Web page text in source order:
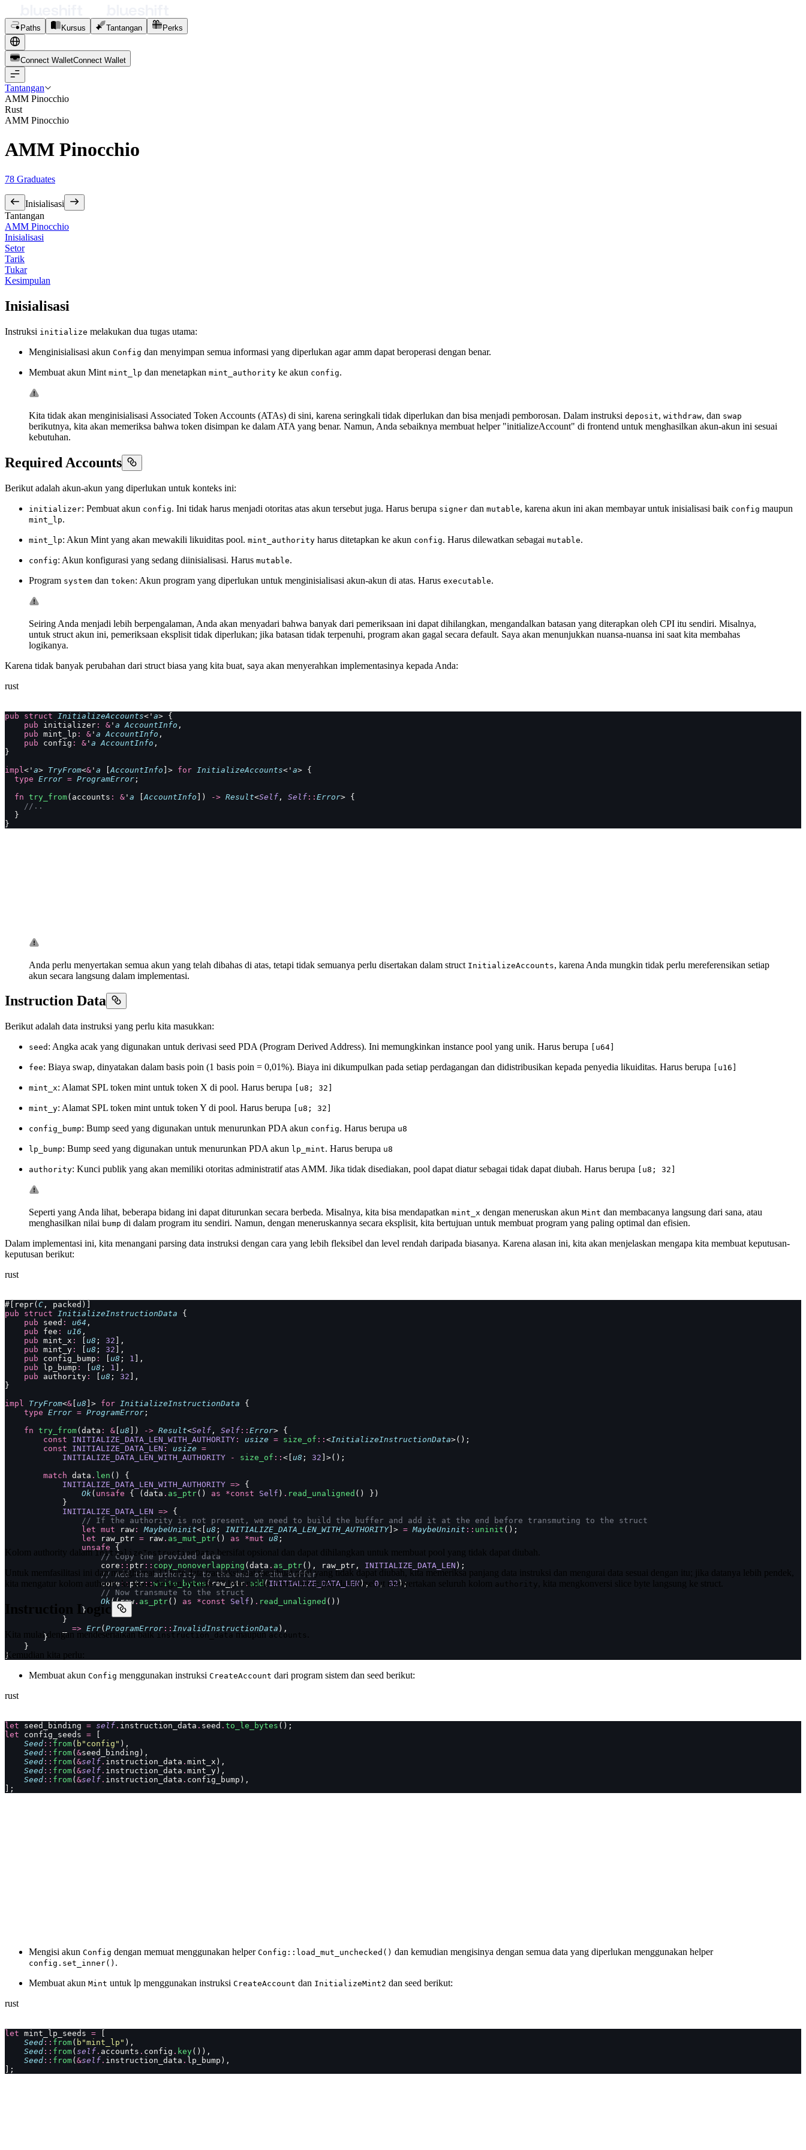
Paths Kursus Tantangan Perks
Connect WalletConnect Wal et
Tantangan
AMM Pinocchio
Rust
AMM Pinocchio
AMM Pinocchio
78 Graduates
Inisialisasi
Tantangan
AMM Pinocchio
Inisialisasi
Setor
Tarik
Tukar
Kesimpulan
Inisialisasi
Instruksi initialize melakukan dua tugas utama:
Menginisialisasi akun Config dan menyimpan semua informasi yang diperlukan agar amm dapat beroperasi dengan benar.
Membuat akun Mint mint_lp dan menetapkan mint_authority ke akun config.
Kita tidak akan menginisialisasi Associated Token Accounts (ATAs) di sini, karena seringkali tidak diperlukan dan bisa menjadi pemborosan. Dalam instruksi deposit, withdraw, dan swap
berikutnya, kita akan memeriksa bahwa token disimpan ke dalam ATA yang benar. Namun, Anda sebaiknya membuat helper "initializeAccount" di frontend untuk menghasilkan akun-akun ini sesuai
kebutuhan.
Required Accounts
Berikut adalah akun-akun yang diperlukan untuk konteks ini:
initializer: Pembuat akun config. Ini tidak harus menjadi otoritas atas akun tersebut juga. Harus berupa signer dan mutable, karena akun ini akan membayar untuk inisialisasi baik config maupun
mint_lp.
mint_lp: Akun Mint yang akan mewakili likuiditas pool. mint_authority harus ditetapkan ke akun config. Harus dilewatkan sebagai mutable.
config: Akun konfigurasi yang sedang diinisialisasi. Harus mutable.
Program system dan token: Akun program yang diperlukan untuk menginisialisasi akun-akun di atas. Harus executable.
Seiring Anda menjadi lebih berpengalaman, Anda akan menyadari bahwa banyak dari pemeriksaan ini dapat dihilangkan, mengandalkan batasan yang diterapkan oleh CPI itu sendiri. Misalnya,
untuk struct akun ini, pemeriksaan eksplisit tidak diperlukan; jika batasan tidak terpenuhi, program akan gagal secara default. Saya akan menunjukkan nuansa-nuansa ini saat kita membahas
logikanya.
Karena tidak banyak perubahan dari struct biasa yang kita buat, saya akan menyerahkan implementasinya kepada Anda:
rust
pub struct InitializeAccounts<' a> {
    pub
initializer : & ' a AccountInfo ,
    pub
mint_lp : & ' a AccountInfo ,
    pub
config : & ' a AccountInfo ,
}
impl <' a> TryFrom<& ' a [AccountInfo ]> for InitializeAccounts<' a> {
  type
Error = ProgramError ;
  fn
try_from(accounts : & ' a [AccountInfo ]) -> Result<Self , Self :: Error> {
    //..
  }
}
Anda perlu menyertakan semua akun yang telah dibahas di atas, tetapi tidak semuanya perlu disertakan dalam struct InitializeAccounts, karena Anda mungkin tidak perlu mereferensikan setiap
akun secara langsung dalam implementasi.
Instruction Data
Berikut adalah data instruksi yang perlu kita masukkan:
seed : Angka acak yang digunakan untuk derivasi seed PDA (Program Derived Address). Ini memungkinkan instance pool yang unik. Harus berupa [u64]
fee: Biaya swap, dinyatakan dalam basis poin (1 basis poin = 0,01%). Biaya ini dikumpulkan pada setiap perdagangan dan didistribusikan kepada penyedia likuiditas. Harus berupa [u16]
mint_x: Alamat SPL token mint untuk token X di pool. Harus berupa [u8; 32]
mint_y: Alamat SPL token mint untuk token Y di pool. Harus berupa [u8; 32]
config_bump: Bump seed yang digunakan untuk menurunkan PDA akun config. Harus berupa u8
lp_bump: Bump seed yang digunakan untuk menurunkan PDA akun lp_mint. Harus berupa u8
authority: Kunci publik yang akan memiliki otoritas administratif atas AMM. Jika tidak disediakan, pool dapat diatur sebagai tidak dapat diubah. Harus berupa [u8; 32]
Seperti yang Anda lihat, beberapa bidang ini dapat diturunkan secara berbeda. Misalnya, kita bisa mendapatkan mint_x dengan meneruskan akun Mint dan membacanya langsung dari sana, atau
menghasilkan nilai bump di dalam program itu sendiri. Namun, dengan meneruskannya secara eksplisit, kita bertujuan untuk membuat program yang paling optimal dan efisien.
Dalam implementasi ini, kita menangani parsing data instruksi dengan cara yang lebih fleksibel dan level rendah daripada biasanya. Karena alasan ini, kita akan menjelaskan mengapa kita membuat keputusan-
keputusan berikut:
rust
#[repr( C , packed)]
pub struct InitializeInstructionData {
    pub
seed : u64 ,
    pub
fee : u16 ,
    pub
mint_x : u8 ; 32 ],
    pub
mint_y : u8 ; 32 ],
    pub
config_bump : u8 ; 1 ],
    pub
lp_bump : u8 ; 1 ],
    pub
authority : u8 ; 32 ],
}
impl TryFrom<& u8 ]> for InitializeInstructionData {
    type
Error = ProgramError ;
    fn
try_from(data : & u8 ]) -> Result<Self , Self :: Error> {
        const
INITIALIZE_DATA_LEN_WITH_AUTHORITY : usize = size_of :: <InitializeInstructionData>();
        const
INITIALIZE_DATA_LEN : usize =
            INITIALIZE_DATA_LEN_WITH_AUTHORITY
- size_of :: <[ u8 ; 32 ]>();
        match
data . len () {
            INITIALIZE_DATA_LEN_WITH_AUTHORITY
=> {
                Ok
( unsafe { (data . as_ptr() as *const Self ) . read_unaligned () })
            }
            INITIALIZE_DATA_LEN
=> {
                // If the authority is not present, we need to build the buffer and add it at the end before transmuting to the struct
                let
mut raw : MaybeUninit<[ u8 ; INITIALIZE_DATA_LEN_WITH_AUTHORITY]> = MaybeUninit :: uninit ();
                let
raw_ptr = raw . as_mut_ptr() as *mut u8 ;
                unsafe
{
                    // Copy the provided data
                    core
:: ptr :: copy_nonoverlapping (data . as_ptr(), raw_ptr, INITIALIZE_DATA_LEN );
                    // Add the authority to the end of the buffer
                    core
::ptr:: write_bytes (raw_ptr . add( INITIALIZE_DATA_LEN ), 0 , 32);
                    // Now transmute to the struct
                    Ok
((raw . as_ptr() as *const Self ) . read_unaligned ())
                }
            }
=> Err( ProgramError :: InvalidInstructionData ),
        }
    }
}
Kolom authority dalamInitializeInstructionData bersifat opsional dan dapat dihilangkan untuk membuat pool yang tidak dapat diubah.
Untuk memfasilitasi ini dan menghemat 32 byte data transaksi saat membuat pool yang tidak dapat diubah, kita memeriksa panjang data instruksi dan mengurai data sesuai dengan itu; jika datanya lebih pendek,
kita mengatur kolom authority keNone dengan menulis 32 byte nol ke akhir buffer; jika data tersebut menyertakan seluruh kolom authority , kita mengkonversi slice byte langsung ke struct.
Instruction Logic
Kita mulai dengan mendeserialkan baikinstruction_datamaupun accounts
Kemudian kita perlu:
Membuat akun Config menggunakan instruksi CreateAccount dari program sistem dan seed berikut:
rust
let seed_binding = self . instruction_data . seed . to_le_bytes ();
let config_seeds =
    Seed
:: from( b"config" ),
    Seed
:: from( &seed_binding),
    Seed
:: from( &self . instruction_data . mint_x),
    Seed
:: from( &self . instruction_data . mint_y),
    Seed
:: from( &self . instruction_data . config_bump),
];
Mengisi akun Config dengan memuat menggunakan helper Config::load_mut_unchecked() dan kemudian mengisinya dengan semua data yang diperlukan menggunakan helper
config.set_inner() .
Membuat akun Mint untuk lp menggunakan instruksi CreateAccount dan InitializeMint2 dan seed berikut:
rust
let mint_lp_seeds =
    Seed
:: from( b"mint_lp" ),
    Seed
:: from( self . accounts . config . key()),
    Seed
:: from( &self . instruction_data . lp_bump),
];